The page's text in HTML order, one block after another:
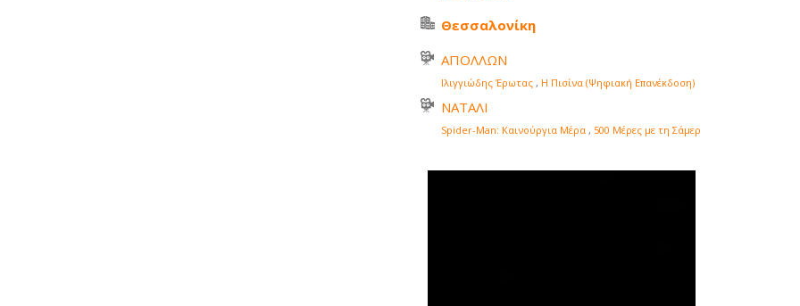
Θεσσαλονίκη
ΑΠΟΛΛΩΝ
Ιλιγγιώδης Έρωτας , Η Πισίνα (Ψηφιακή Επανέκδοση)
ΝΑΤΑΛΙ
Spider-Man: Καινούργια Μέρα , 500 Μέρες με τη Σάμερ